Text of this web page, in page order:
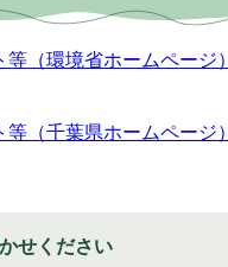
（環境省ホームページ）
（千葉県ホームページ）
せください